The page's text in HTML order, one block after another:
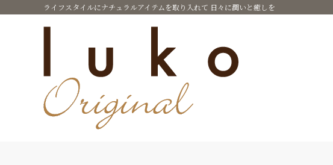
ライフスタイルにナチュラルアイテムを取り入れて 日々に潤いと癒しを